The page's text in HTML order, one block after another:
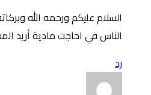
السلام عليكم ورحمه الله
الناس في احاجت مادية أريد
رد